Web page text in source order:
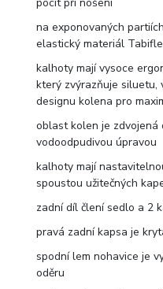
na exponovaných
elastický materiál
kalhoty mají vysoce
který zvýrazňuje siluetu,
designu kolena pro
oblast kolen je zdvojená
vodoodpudivou úpravou
kalhoty mají
spoustou užitečných
zadní díl člení sedlo a 2
pravá zadní kapsa je
spodní lem nohavice je
oděru